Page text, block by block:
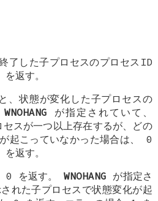
した子プロセスのプロセスID
返す。
状態が変化した子プロセスの
WNOHANG が指定されていて、
スが一つ以上存在するが、どの
起こっていなかった場合は、 0
返す。
0 を返す。WNOHANG が指定さ
れた子プロセスで状態変化が起